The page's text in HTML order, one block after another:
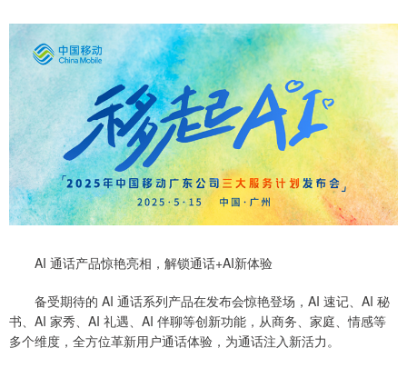
AI 通话产品惊艳亮相，解锁通话+AI新体验
备受期待的 AI 通话系列产品在发布会惊艳登场，AI 速记、AI 秘
书、AI 家秀、AI 礼遇、AI 伴聊等创新功能，从商务、家庭、情感等
多个维度，全方位革新用户通话体验，为通话注入新活力。